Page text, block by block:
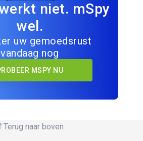
niet. mSpy
wel.
uw gemoedsrust
vandaag nog
MSPY NU
Terug naar boven